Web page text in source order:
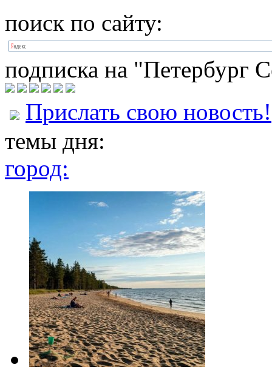
поиск по сайту:
подписка на "Петербург
Прислать свою новость!
темы дня:
город: